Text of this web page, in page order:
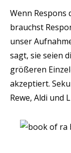
Wenn Respons
brauchst
unser
sagt, sie seien
größeren
akzeptiert.
Rewe, Aldi und